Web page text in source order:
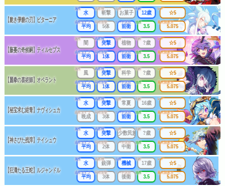
【脆き儚糖の刃】ピターニア
属性
水
武器種
斬撃
出身
お菓子
年齢
12歳
成長タイプ
平均
同時攻撃
5体
リーチ区分
前衛
連携
3.5
レア
☆5
最大防護力
5.075
【藤蔓の奇候嗣】ティルセプス
属性
闇
武器種
突撃
出身
植物
年齢
?歳
成長タイプ
平均
同時攻撃
1体
リーチ区分
前衛
連携
3.5
レア
☆5
最大防護力
5.075
【麗拳の喜術師】オペラント
属性
風
武器種
突撃
出身
科学
年齢
?歳
成長タイプ
平均
同時攻撃
1体
リーチ区分
前衛
連携
3.5
レア
☆5
最大防護力
5.075
【秘宝求む紺青】ナヴィシュカ
属性
水
武器種
突撃
出身
常夏
年齢
16歳
成長タイプ
晩成
同時攻撃
3体
リーチ区分
前衛
連携
3.5
レア
☆5
最大防護力
5.075
【神さびた残滓】テイシュウ
属性
水
武器種
突撃
出身
少数民族
年齢
?歳
成長タイプ
平均
同時攻撃
2体
リーチ区分
中衛
連携
3.5
レア
☆5
最大防護力
5.075
【狂濤たる王蛇】ルジャンドル
属性
水
武器種
銃弾
出身
機械
年齢
17歳
成長タイプ
平均
同時攻撃
3体
リーチ区分
後衛
連携
3.5
レア
☆5
最大防護力
5.075